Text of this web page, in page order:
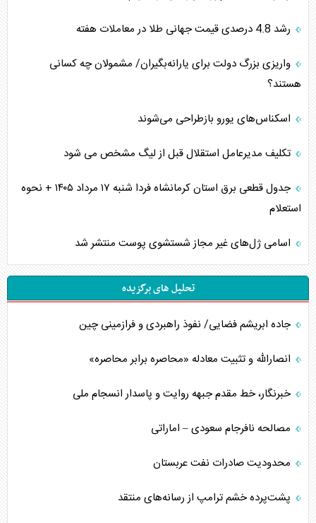
رشد 4.8 درصدی قیمت جهانی طلا در معاملات هفته
واریزی بزرگ دولت برای یارانه‌بگیران/ مشمولان چه کسانی
هستند؟
اسکناس‌های یورو بازطراحی می‌شوند
تکلیف مدیرعامل استقلال قبل از لیگ مشخص می شود
جدول قطعی برق استان کرمانشاه فردا شنبه ۱۷ مرداد ۱۴۰۵ + نحوه
استعلام
اسامی ژل‌های غیر مجاز شستشوی پوست منتشر شد
تحلیل های برگزیده
جاده ابریشم فضایی/ نفوذ راهبردی و فرازمینی چین
انصارالله و تثبیت معادله «محاصره برابر محاصره»
خبرنگار، خط مقدم جبهه روایت و پاسدار انسجام ملی
مصالحه نافرجام سعودی – اماراتی
محدودیت صادرات نفت عربستان
پشت‌پرده خشم ترامپ از رسانه‌های منتقد